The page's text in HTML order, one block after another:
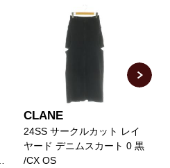
CLANE
24SS サークルカット レイ
ヤード デニムスカート 0 黒
/CX OS